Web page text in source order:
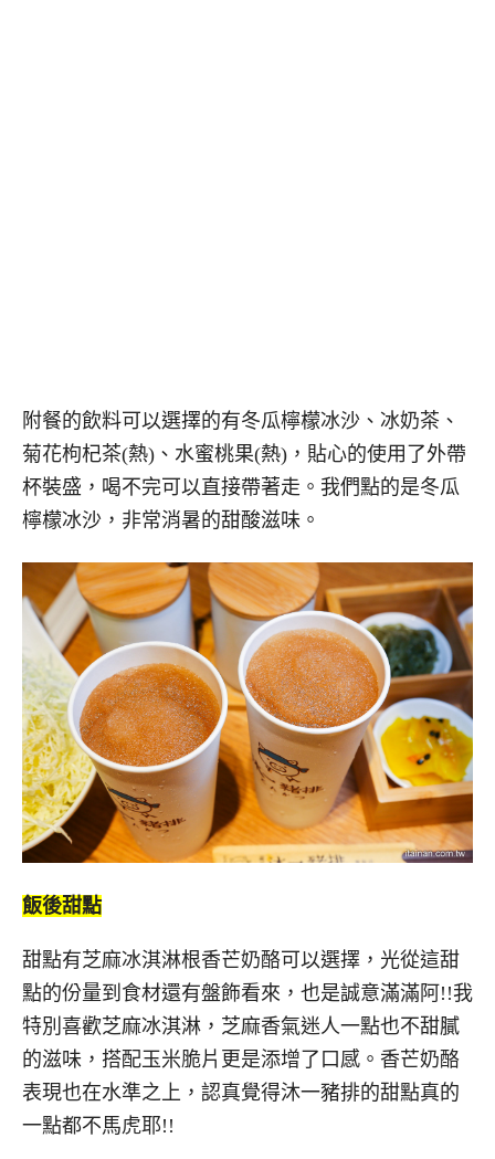
附餐的飲料可以選擇的有冬瓜檸檬冰沙、冰奶茶、
菊花枸杞茶(熱)、水蜜桃果(熱)，貼心的使用了外帶
杯裝盛，喝不完可以直接帶著走。我們點的是冬瓜
檸檬冰沙，非常消暑的甜酸滋味。
飯後甜點
甜點有芝麻冰淇淋根香芒奶酪可以選擇，光從這甜
點的份量到食材還有盤飾看來，也是誠意滿滿阿!!我
特別喜歡芝麻冰淇淋，芝麻香氣迷人一點也不甜膩
的滋味，搭配玉米脆片更是添增了口感。香芒奶酪
表現也在水準之上，認真覺得沐一豬排的甜點真的
一點都不馬虎耶!!